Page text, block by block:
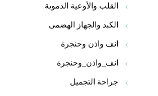
القلب والأوعية الدموية
الكبد والجهاز الهضمى
انف واذن وحنجرة
انف_واذن_وحنجرة
جراحة التجميل